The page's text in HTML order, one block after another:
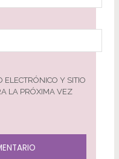
Y SITIO
LA PRÓXIMA VEZ